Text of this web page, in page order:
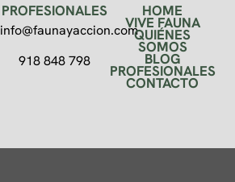
PROFESIONALES
info@faunayaccion.com
918 848 798
HOME
VIVE FAUNA
QUIÉNES
SOMOS
BLOG
PROFESIONALES
CONTACTO